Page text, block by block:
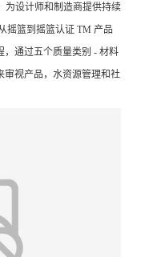
为设计师和制造商提供持续
摇篮到摇篮认证 TM 产品
，通过五个质量类别 - 材料
审视产品，水资源管理和社